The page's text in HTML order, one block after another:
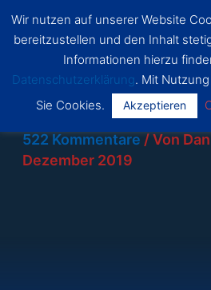
Inhalt
Dragon
s Bonn
522 Kommentare / Von
Dezember 2019
Wir nutzen auf unserer Website
bereitzustellen und den Inhalt
Informationen hierzu
Datenschutzerklärung. Mit
Sie Cookies.
Akzeptieren